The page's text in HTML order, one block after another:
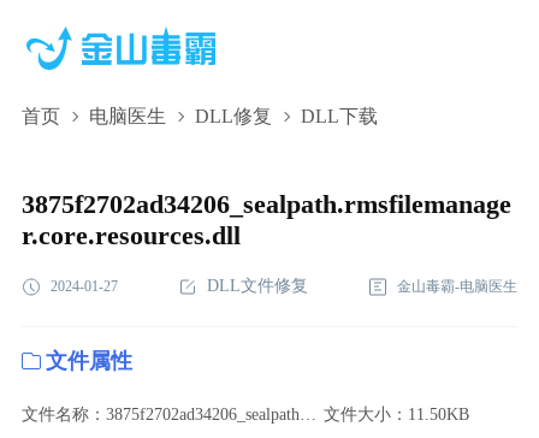
首页 电脑医生 DLL修复 DLL下载
3875f2702ad34206_sealpath.rmsfilemanage
r.core.resources.dll
2024-01-27 DLL文件修复 金山毒霸-电脑医生
文件属性
文件名称：3875f2702ad34206_sealpath.rmsfilemanager.core.resources.dll 文件大小：11.50KB